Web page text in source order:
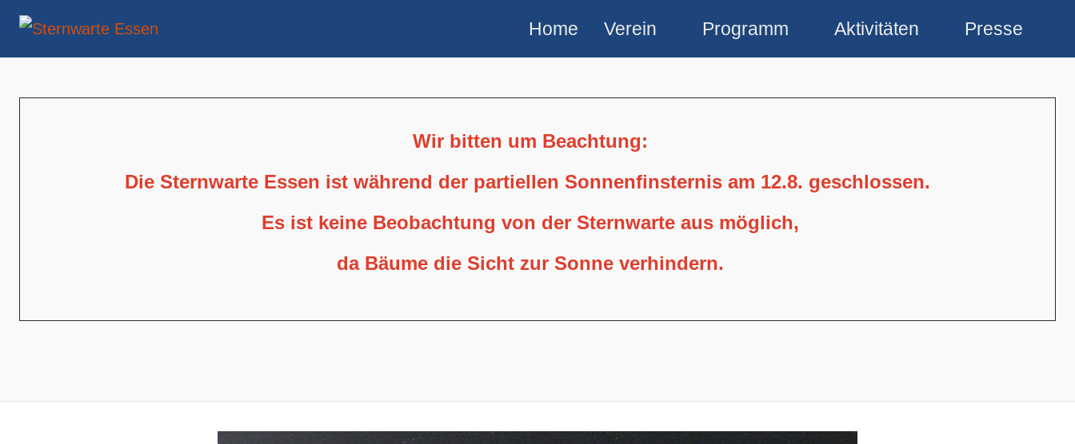
Home Verein Programm Aktivitäten Presse
Wir bitten um Beachtung:
Die Sternwarte Essen ist während der partiellen Sonnenfinsternis am 12.8. geschlossen.
Es ist keine Beobachtung von der Sternwarte aus möglich,
da Bäume die Sicht zur Sonne verhindern.